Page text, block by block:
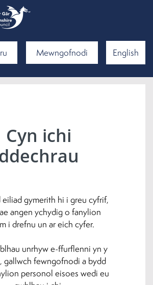
Mewngofnodi English
Cyn ichi
gymerith hi i greu cyfrif,
angen ychydig o fanylion
i drefnu un ar eich cyfer.
unrhyw e-ffurflenni yn y
gallwch fewngofnodi a bydd
personol eisoes wedi eu